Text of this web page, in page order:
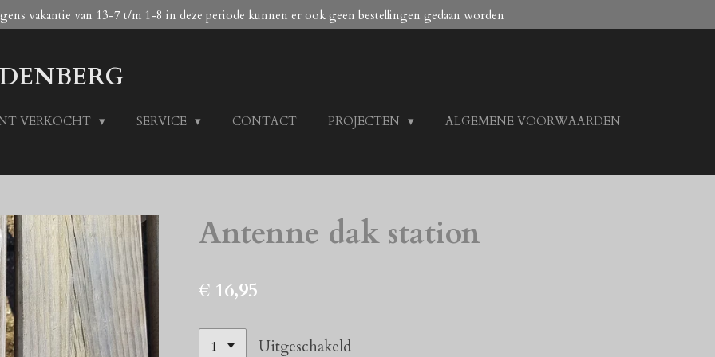
vakantie van 13-7 t/m 1-8 in deze periode kunnen er ook geen bestellingen gedaan worden
VERKOCHT SERVICE CONTACT PROJECTEN ALGEMENE VOORWAARDEN
Antenne dak station
€ 16,95
Uitgeschakeld